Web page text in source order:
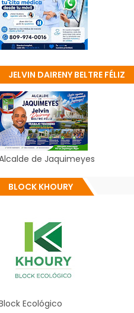
JELVIN DAIRENY BELTRE FÉLIZ
de Jaquimeyes
BLOCK KHOURY
Ecológico